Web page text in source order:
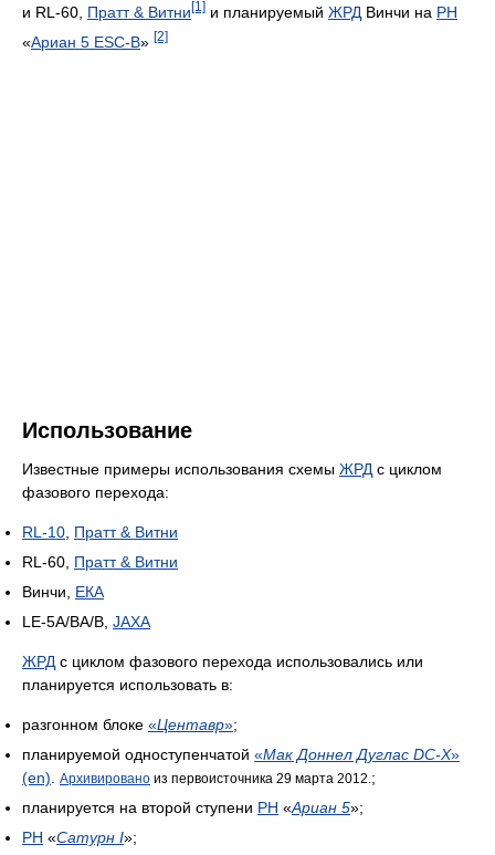
и RL-60, Пратт & Витни [1] и планируемый ЖРД Винчи на РН
«Ариан 5 ESC-B» [2]
Использование
Известные примеры использования схемы ЖРД с циклом
фазового перехода:
RL-10 Пратт & Витни
RL-60, Пратт & Витни
Винчи, ЕКА
LE-5A/BA/B, JAXA
ЖРД с циклом фазового перехода использовались или
планируется использовать в:
разгонном блоке «Центавр»;
планируемой одноступенчатой «Мак Доннел Дуглас DC-X»
(en)
Архивировано из первоисточника 29 марта 2012. ;
планируется на второй ступени РН «Ариан 5»;
РН «Сатурн I»;